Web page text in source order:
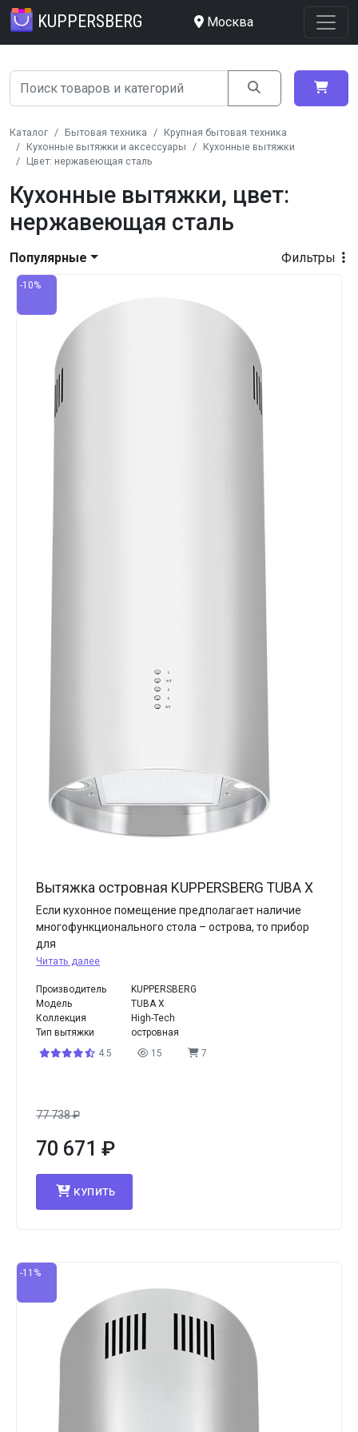
KUPPERSBERG Москва
Каталог Бытовая техника
Крупная бытовая техника
Кухонные вытяжки и аксессуары
Кухонные вытяжки
Цвет: нержавеющая сталь
Кухонные вытяжки, цвет:
нержавеющая сталь
Фильтры
Популярные
-10%
Вытяжка островная KUPPERSBERG TUBA X
Если кухонное помещение предполагает наличие
многофункционального стола – острова, то прибор
для
Читать далее
Производитель
KUPPERSBERG
Модель
TUBA X
Коллекция
High-Tech
Тип вытяжки
островная
4.5
15 7
77 738₽
70 671 ₽
КУПИТЬ
-11%